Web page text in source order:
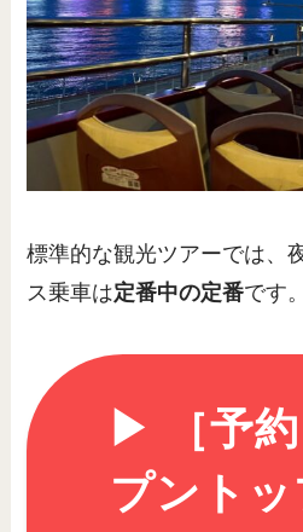
標準的な観光ツアーでは、
ス乗車は定番中の定番です。
▶︎ ［予
プント